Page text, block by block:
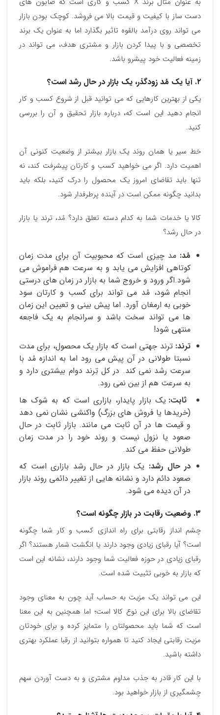
دست ساز با کیفیت و قیمت بالا می فروشد. کوچک بودن بازار
می تواند روی درآمد بالقوه تاثیر بگذارد اما به عنوان یک برند
تخصصی و با پیدا کردن بازار و مشتری هدف، می تواند در
زمینه فعالیت خود پیشرو باشد.
۲. آیا یک مُد زودگذر، یک بازار در حال رشد است؟
یکی از بهترین کارهایی که می توانید قبل از شروع کسب و کار
انجام دهید این است که، درباره بازار تحقیق و آن را بررسی
کنید.
خط سیر یا همان روند یک بازار بیشتر از وضعیت کنونی آن
اهمیت دارد. اگر می خواهید کسب و کارتان پیشرفت کند، نه
تنها باید تقاضای امروز یک محصول را درک کنید، بلکه باید
بدانید چگونه ممکن است در آینده پرطرفدار شود.
کالا یا خدمات شما به کدام دسته تعلق دارد؟ مُد، ترند یا بازار
در حال رشد؟
مُد: مد چیزی است که محبوبیت آن برای مدت زمان
کوتاهی افزایش می یابد و به سرعت هم فراموش می
شود.اگر ورود و خروج شما به بازار در زمان های درستی
انجام شود، مُد می تواند برای کسب و کارتان سود
خوبی به ارمغان آورد. اما پیش بینی و تعیین این زمان
ها می تواند سخت باشد و سرانجام به یک فاجعه
منتهی شود!
ترند: ترند جهتی است که بازار یک محصول، برای مدت
نسبتا طولانی در آن پیش می رود اما به اندازه مُد با
سرعت رشد نمی کند. در کل تِرند دوام بیشتری دارد و
به سرعت هم از بین نمی رود.
ثابت: یک بازار پایدار، بازاری است که به شوک ها
(خریدها یا فروش های بزرگ) واکنشی نشان نمی دهد
و قیمت ها در آن ثابت می مانند. بازار ثابت در حال
صعود یا نزول نیست و روند خود را در مدت زمان
طولانی حفظ می کند.
در حال رشد: یک بازار در حال رشد بازاری است که
صعود دائم دارد و نشانه هایی از تغییر دائمی روند بازار
در آن دیده می شود.
۳. وضعیت رقابت در بازار چگونه است؟
چشم انداز رقابتی برای راه اندازی کسب و کار شما چگونه
است؟ آیا رقبای زیادی وجود دارند یا انگشت شمار هستند؟ اگر
رقبای زیادی در حوزه فعالیت شما وجود دارند، نشانه این است
که بازار به خوبی تثبیت شده است.
این می تواند یک مزیت به حساب آید چون به معنای وجود
تقاضای بالا برای این نوع کالا است؛ اما همچنین به این معنا
است که شما باید محصولتان را متمایز کرده و برای خودتان
مزیت رقابتی ایجاد کنید تا همواره بتوانید از رقبا عملکرد بهتری
داشته باشید.
با این کار قادر به جذب مداوم مشتری و به دست آوردن سهم
چشمگیری از بازار خواهید بود.